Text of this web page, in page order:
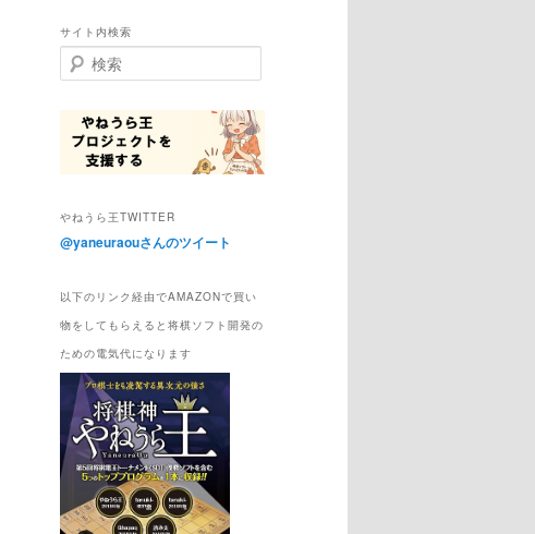
サイト内検索
検
索
やねうら王TWITTER
@yaneuraouさんのツイート
以下のリンク経由でAMAZONで買い
物をしてもらえると将棋ソフト開発の
ための電気代になります